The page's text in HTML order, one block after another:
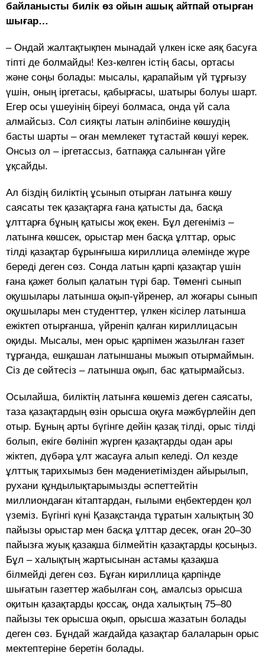
байланысты билік өз ойын ашық айтпай отырған
шығар…
– Ондай жалтақтықпен мынадай үлкен іске аяқ басуға
тіпті де болмайды! Кез-келген істің басы, ортасы
және соңы болады: мысалы, қарапайым үй тұрғызу
үшін, оның іргетасы, қабырғасы, шатыры болуы шарт.
Егер осы үшеуінің біреуі болмаса, онда үй сала
алмайсыз. Сол сияқты латын әліпбиіне көшудің
басты шарты – оған мемлекет тұтастай көшуі керек.
Онсыз ол – іргетассыз, батпаққа салынған үйге
ұқсайды.
Ал біздің биліктің ұсынып отырған латынға көшу
саясаты тек қазақтарға ғана қатысты да, басқа
ұлттарға бұның қатысы жоқ екен. Бұл дегеніміз –
латынға көшсек, орыстар мен басқа ұлттар, орыс
тілді қазақтар бұрынғыша кириллица әлемінде жүре
береді деген сөз. Сонда латын қарпі қазақтар үшін
ғана қажет болып қалатын түрі бар. Төменгі сынып
оқушылары латынша оқып-үйренер, ал жоғары сынып
оқушылары мен студенттер, үлкен кісілер латынша
ежіктеп отырғанша, үйреніп қалған кириллицасын
оқиды. Мысалы, мен орыс қарпімен жазылған газет
тұрғанда, ешқашан латыншаны мыжып отырмаймын.
Сіз де сөйтесіз – латынша оқып, бас қатырмайсыз.
Осылайша, биліктің латынға көшеміз деген саясаты,
таза қазақтардың өзін орысша оқуға мәжбүрлейін деп
отыр. Бұның арты бүгінге дейін қазақ тілді, орыс тілді
болып, екіге бөлініп жүрген қазақтарды одан ары
жіктеп, дүбәра ұлт жасауға алып келеді. Ол кезде
ұлттық тарихымыз бен мәдениетімізден айырылып,
рухани құндылықтарымызды әспеттейтін
миллиондаған кітаптардан, ғылыми еңбектерден қол
үземіз. Бүгінгі күні Қазақстанда тұратын халықтың 30
пайызы орыстар мен басқа ұлттар десек, оған 20–30
пайызға жуық қазақша білмейтін қазақтарды қосыңыз.
Бұл – халықтың жартысынан астамы қазақша
білмейді деген сөз. Бұған кириллица қарпінде
шығатын газеттер жабылған соң, амалсыз орысша
оқитын қазақтарды қоссақ, онда халықтың 75–80
пайызы тек орысша оқып, орысша жазатын болады
деген сөз. Бұндай жағдайда қазақтар балаларын орыс
мектептеріне беретін болады.